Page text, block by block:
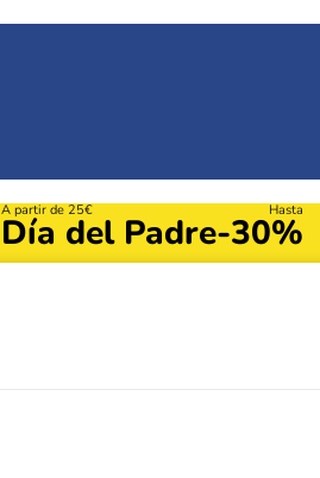
A partir de 25€
Día del Padre
Hasta
-30%